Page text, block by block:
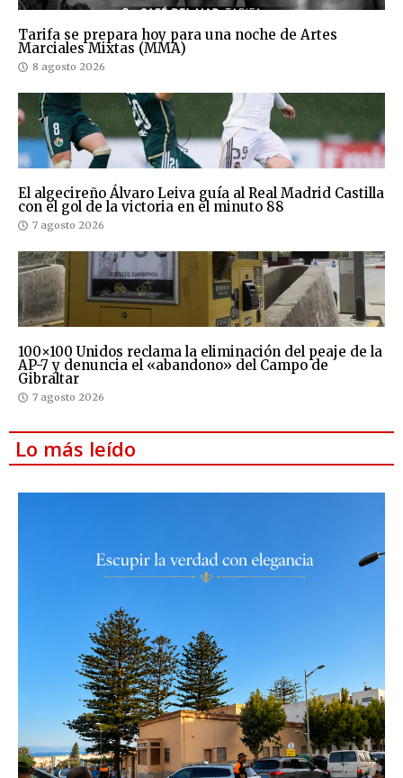
Tarifa se prepara hoy para una noche de Artes
Marciales Mixtas (MMA)
8 agosto 2026
El algecireño Álvaro Leiva guía al Real Madrid Castilla
con el gol de la victoria en el minuto 88
7 agosto 2026
100×100 Unidos reclama la eliminación del peaje de la
AP-7 y denuncia el «abandono» del Campo de
Gibraltar
7 agosto 2026
Lo más leído